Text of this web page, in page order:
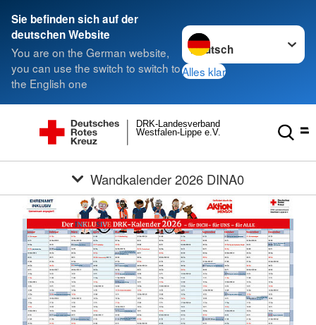
Sie befinden sich auf der
deutschen Website
You are on the German website,
you can use the switch to switch to
the English one
Sprache wechseln zu
Alles klar
Westfalen-Lippe e.V.
DRK-Landesverband
Wandkalender 2026 DINA0